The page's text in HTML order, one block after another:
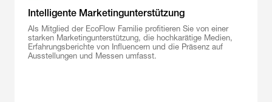
Intelligente Marketingunterstützung
Als Mitglied der EcoFlow Familie profitieren Sie von einer
starken Marketingunterstützung, die hochkarätige Medien,
Erfahrungsberichte von Influencern und die Präsenz auf
Ausstellungen und Messen umfasst.